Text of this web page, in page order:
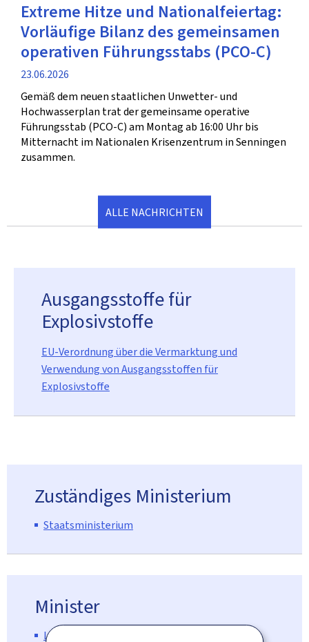
Extreme Hitze und Nationalfeiertag:
Vorläufige Bilanz des gemeinsamen
operativen Führungsstabs (PCO-C)
Veröffentlichung
23.06.2026
Gemäß dem neuen staatlichen Unwetter- und
Hochwasserplan trat der gemeinsame operative
Führungsstab (PCO-C) am Montag ab 16:00 Uhr bis
Mitternacht im Nationalen Krisenzentrum in Senningen
zusammen.
ALLE NACHRICHTEN
Ausgangsstoffe für
Explosivstoffe
EU-Verordnung über die Vermarktung und
Verwendung von Ausgangsstoffen für
Explosivstoffe
Zuständiges Ministerium
Staatsministerium
Minister
Luc Frieden